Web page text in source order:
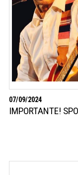
07/09/2024
IMPORTANTE!